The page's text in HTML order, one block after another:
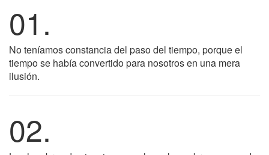
01.
No teníamos constancia del paso del tiempo, porque el
tiempo se había convertido para nosotros en una mera
ilusión.
02.